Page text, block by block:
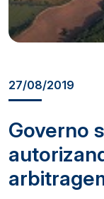
27/08/2019
Governo